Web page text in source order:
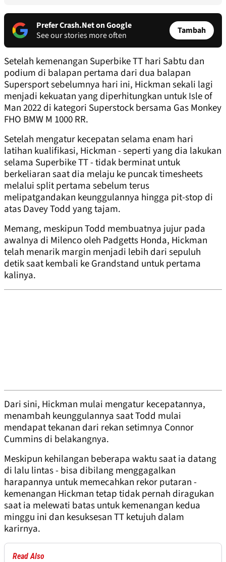
Prefer Crash.Net on Google
See our stories more often
Tambah
Setelah kemenangan Superbike TT hari Sabtu dan
podium di balapan pertama dari dua balapan
Supersport sebelumnya hari ini, Hickman sekali lagi
menjadi kekuatan yang diperhitungkan untuk Isle of
Man 2022 di kategori Superstock bersama Gas Monkey
FHO BMW M 1000 RR.
Setelah mengatur kecepatan selama enam hari
latihan kualifikasi, Hickman - seperti yang dia lakukan
selama Superbike TT - tidak berminat untuk
berkeliaran saat dia melaju ke puncak timesheets
melalui split pertama sebelum terus
melipatgandakan keunggulannya hingga pit-stop di
atas Davey Todd yang tajam.
Memang, meskipun Todd membuatnya jujur pada
awalnya di Milenco oleh Padgetts Honda, Hickman
telah menarik margin menjadi lebih dari sepuluh
detik saat kembali ke Grandstand untuk pertama
kalinya.
Dari sini, Hickman mulai mengatur kecepatannya,
menambah keunggulannya saat Todd mulai
mendapat tekanan dari rekan setimnya Connor
Cummins di belakangnya.
Meskipun kehilangan beberapa waktu saat ia datang
di lalu lintas - bisa dibilang menggagalkan
harapannya untuk memecahkan rekor putaran -
kemenangan Hickman tetap tidak pernah diragukan
saat ia melewati batas untuk kemenangan kedua
minggu ini dan kesuksesan TT ketujuh dalam
karirnya.
Read Also